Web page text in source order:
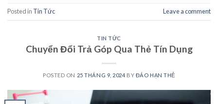
Posted in Tin Tức Leave a comment
TIN TỨC
Chuyển Đổi Trả Góp Qua Thẻ Tín Dụng
POSTED ON 25 THÁNG 9, 2024 BY ĐÁO HẠN THẺ